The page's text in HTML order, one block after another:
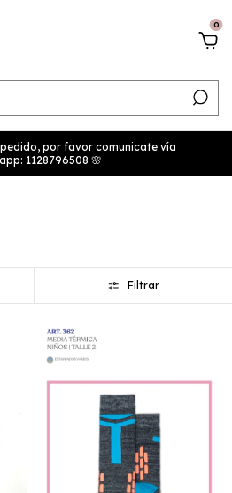
0
por favor comunicate vía
1128796508 🌸
Filtrar